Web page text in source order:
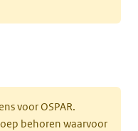
voor OSPAR.
behoren waarvoor